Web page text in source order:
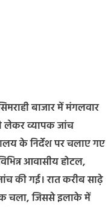
बाजार में मंगलवार
लेकर व्यापक जांच
के निर्देश पर चलाए गए
आवासीय होटल,
की गई। रात करीब साढ़े
चला, जिससे इलाके में